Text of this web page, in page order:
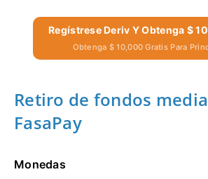
Regístrese Deriv Y Obtenga $
Obtenga $ 10,000 Gratis Para
Retiro de fondos
FasaPay
Monedas